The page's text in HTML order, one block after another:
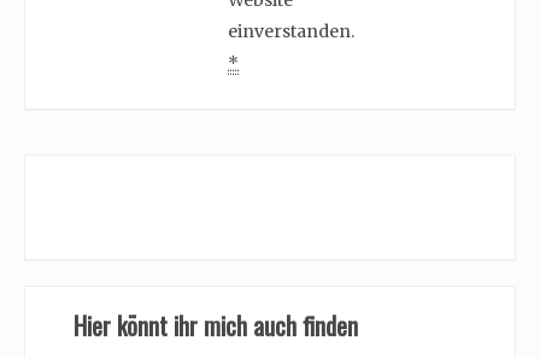
einverstanden.
*
Hier könnt ihr mich auch finden